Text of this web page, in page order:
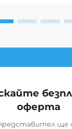
оферта
ще